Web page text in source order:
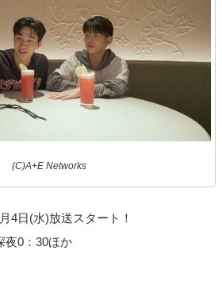
(C)A+E Networks
4日(水)放送スタート！
夜0：30ほか